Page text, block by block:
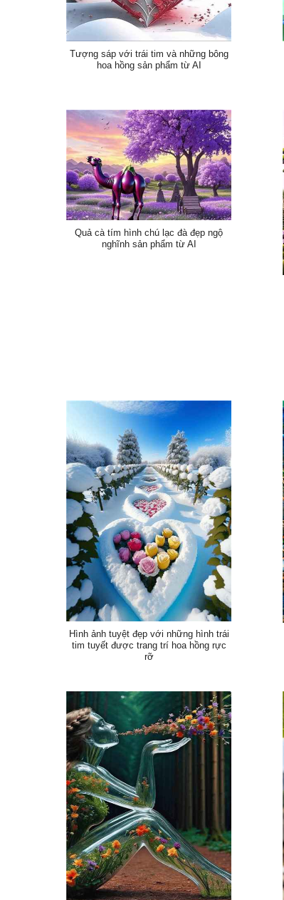
Tượng sáp với trái tim và những bông
hoa hồng sản phẩm từ AI
Quả cà tím hình chú lạc đà đẹp ngộ
nghĩnh sản phẩm từ AI
Hình ảnh tuyệt đẹp với những hình trái
tim tuyết được trang trí hoa hồng rực
rỡ